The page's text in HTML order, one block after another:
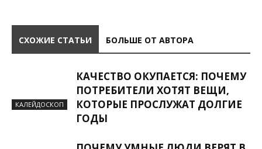
СХОЖИЕ СТАТЬИ БОЛЬШЕ ОТ АВТОРА
КАЛЕЙДОСКОП
КАЧЕСТВО ОКУПАЕТСЯ: ПОЧЕМУ
ПОТРЕБИТЕЛИ ХОТЯТ ВЕЩИ,
КОТОРЫЕ ПРОСЛУЖАТ ДОЛГИЕ
ГОДЫ